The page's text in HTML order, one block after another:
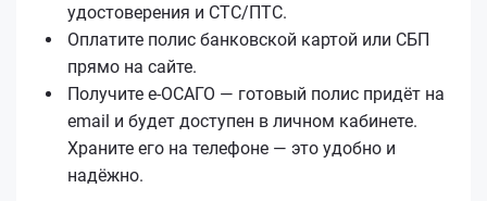
удостоверения и СТС/ПТС.
Оплатите полис банковской картой или СБП
прямо на сайте.
Получите е‑ОСАГО — готовый полис придёт на
email и будет доступен в личном кабинете.
Храните его на телефоне — это удобно и
надёжно.